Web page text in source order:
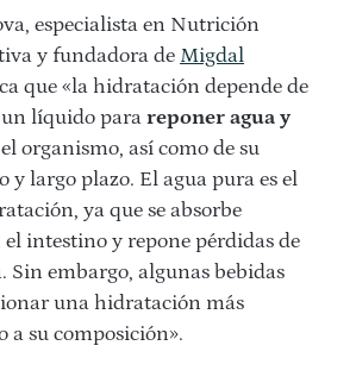
especialista en Nutrición
y fundadora de Migdal
que «la hidratación depende de
líquido para reponer agua y
organismo, así como de su
y largo plazo. El agua pura es el
ya que se absorbe
intestino y repone pérdidas de
Sin embargo, algunas bebidas
una hidratación más
a su composición».